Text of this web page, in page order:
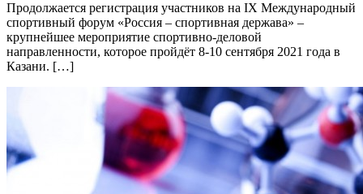
Продолжается регистрация участников на IX Международный
спортивный форум «Россия – спортивная держава» –
крупнейшее мероприятие спортивно-деловой
направленности, которое пройдёт 8-10 сентября 2021 года в
Казани. […]